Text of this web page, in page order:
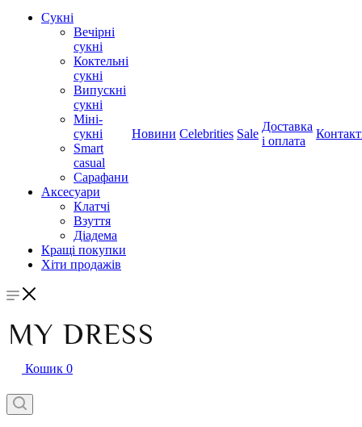
Сукні
Вечірні
сукні
Коктельні
сукні
Випускні
сукні
Міні-
сукні
Smart
casual
Сарафани
Аксесуари
Клатчі
Взуття
Діадема
Кращі покупки
Хіти продажів
Новини Celebrities Sale
Доставка
і оплата
Кошик 0